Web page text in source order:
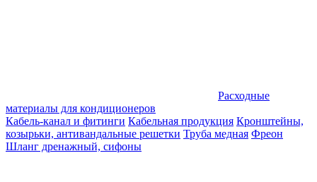
Расходные
материалы для кондиционеров
Кабель-канал и фитинги Кабельная продукция Кронштейны,
козырьки, антивандальные решетки Труба медная Фреон
Шланг дренажный, сифоны